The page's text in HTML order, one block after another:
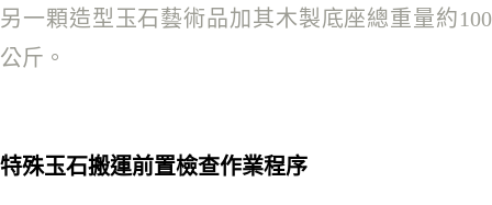
另一顆造型玉石藝術品加其木製底座總重量約100
公斤。
特殊玉石搬運前置檢查作業程序